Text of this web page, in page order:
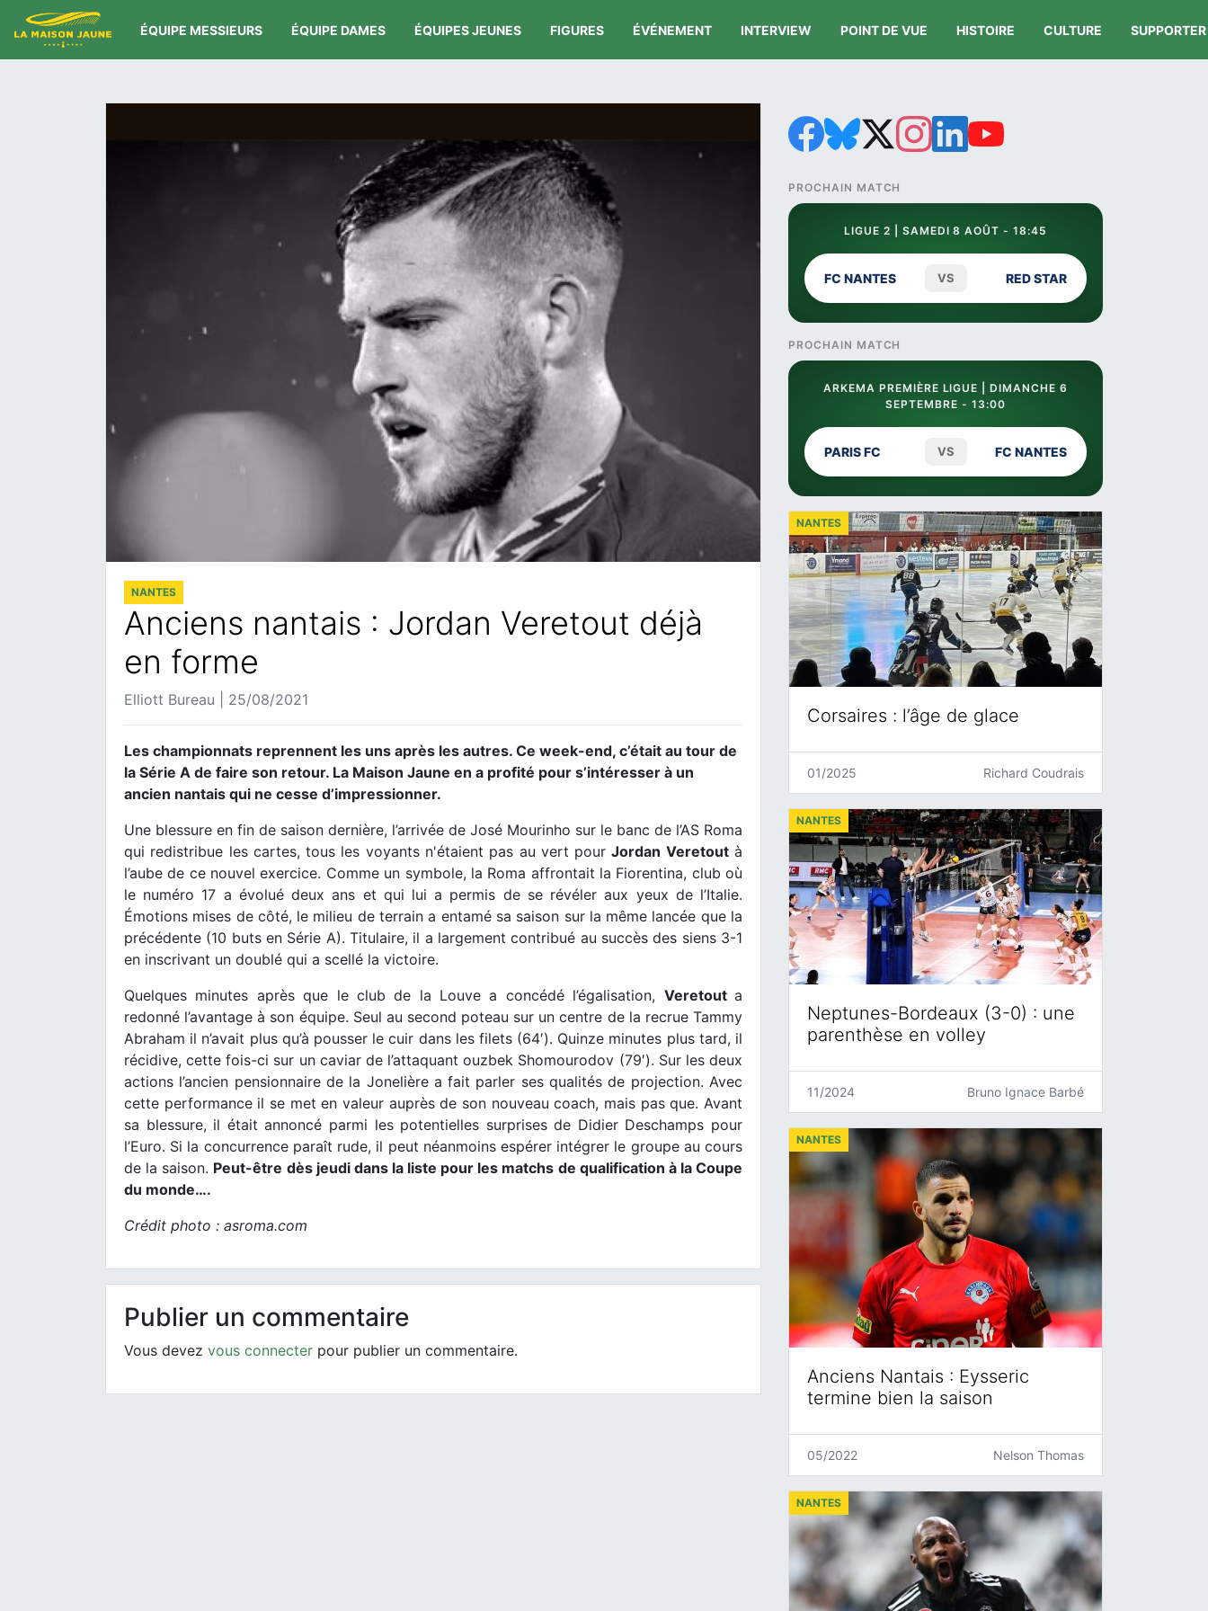
ÉQUIPE MESSIEURS ÉQUIPE DAMES ÉQUIPES JEUNES FIGURES ÉVÉNEMENT INTERVIEW POINT DE VUE HISTOIRE CULTURE SUPPORTER
NANTES
Anciens nantais : Jordan Veretout déjà
en forme
Elliott Bureau | 25/08/2021
Les championnats reprennent les uns après les autres. Ce week-end, c’était au tour de
la Série A de faire son retour. La Maison Jaune en a profité pour s’intéresser à un
ancien nantais qui ne cesse d’impressionner.
Une blessure en fin de saison dernière, l’arrivée de José Mourinho sur le banc de l’AS Roma
qui redistribue les cartes, tous les voyants n'étaient pas au vert pourJordan Veretoutà
l’aube de ce nouvel exercice. Comme un symbole, la Roma affrontait la Fiorentina, club où
le numéro 17 a évolué deux ans et qui lui a permis de se révéler aux yeux de l’Italie.
Émotions mises de côté, le milieu de terrain a entamé sa saison sur la même lancée que la
précédente (10 buts en Série A). Titulaire, il a largement contribué au succès des siens 3-1
en inscrivant un doublé qui a scellé la victoire.
Quelques minutes après que le club de la Louve a concédé l’égalisation, Veretouta
redonné l’avantage à son équipe. Seul au second poteau sur un centre de la recrue Tammy
Abraham il n’avait plus qu’à pousser le cuir dans les filets (64′). Quinze minutes plus tard, il
récidive, cette fois-ci sur un caviar de l’attaquant ouzbek Shomourodov (79′). Sur les deux
actions l’ancien pensionnaire de la Jonelière a fait parler ses qualités de projection. Avec
cette performance il se met en valeur auprès de son nouveau coach, mais pas que. Avant
sa blessure, il était annoncé parmi les potentielles surprises de Didier Deschamps pour
l’Euro. Si la concurrence paraît rude, il peut néanmoins espérer intégrer le groupe au cours
de la saison. Peut-être dès jeudi dans la liste pour les matchs de qualification à la Coupe
du monde….
Crédit photo : asroma.com
Publier un commentaire
Vous devez vous connecter pour publier un commentaire.
PROCHAIN MATCH
LIGUE 2 | SAMEDI 8 AOÛT - 18:45
FC NANTES VS RED STAR
PROCHAIN MATCH
ARKEMA PREMIÈRE LIGUE | DIMANCHE 6
SEPTEMBRE - 13:00
PARIS FC VS FC NANTES
Corsaires : l’âge de glace
NANTES
01/2025 Richard Coudrais
Neptunes-Bordeaux (3-0) : une
parenthèse en volley
NANTES
11/2024 Bruno Ignace Barbé
Anciens Nantais : Eysseric
termine bien la saison
NANTES
05/2022 Nelson Thomas
NANTES